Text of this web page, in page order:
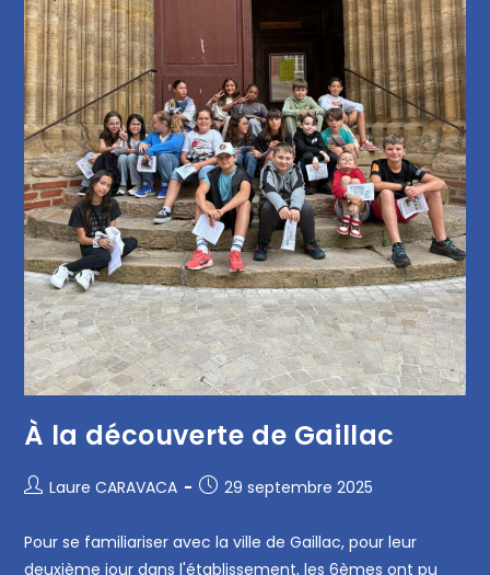
À la découverte de Gaillac
Laure CARAVACA 29 septembre 2025
Pour se familiariser avec la ville de Gaillac, pour leur
deuxième jour dans l'établissement, les 6èmes ont pu